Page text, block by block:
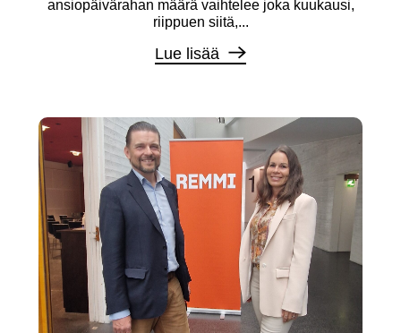
ansiopäivärahan määrä vaihtelee joka kuukausi,
riippuen siitä,...
Lue lisää